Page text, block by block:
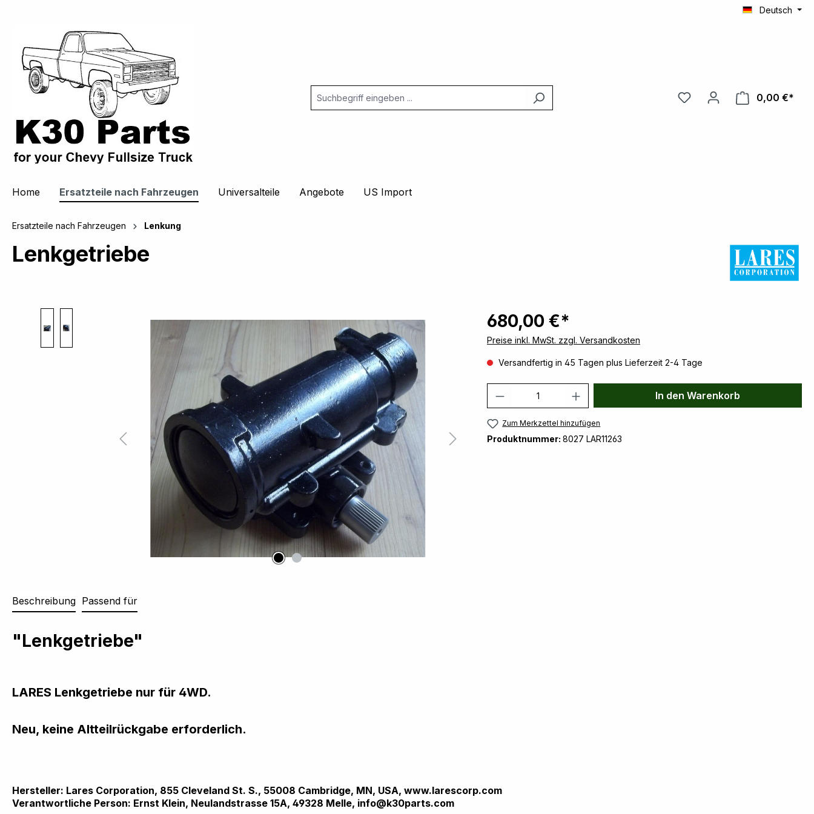
Deutsch
0,00 €*
Home Ersatzteile nach Fahrzeugen Universalteile Angebote US Import
Ersatzteile nach Fahrzeugen Lenkung
Lenkgetriebe
680,00 €*
Preise inkl. MwSt. zzgl. Versandkosten
Versandfertig in 45 Tagen plus Lieferzeit 2-4 Tage
Produkt Anzahl: Gib den gewünschten Wert
In den Warenkorb
Zum Merkzettel hinzufügen
Produktnummer: 8027 LAR11263
Beschreibung Passend für
"Lenkgetriebe"
LARES Lenkgetriebe nur für 4WD.
Neu, keine Altteilrückgabe erforderlich.
Hersteller: Lares Corporation, 855 Cleveland St. S., 55008 Cambridge, MN, USA, www.larescorp.com
Verantwortliche Person: Ernst Klein, Neulandstrasse 15A, 49328 Melle, info@k30parts.com